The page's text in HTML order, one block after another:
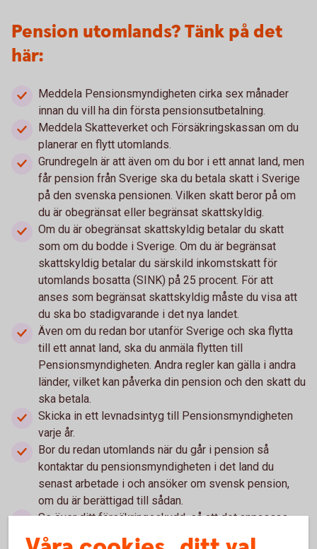
Pension utomlands? Tänk på det
här:
Meddela Pensionsmyndigheten cirka sex månader
innan du vill ha din första pensionsutbetalning.
Meddela Skatteverket och Försäkringskassan om du
planerar en flytt utomlands.
Grundregeln är att även om du bor i ett annat land, men
får pension från Sverige ska du betala skatt i Sverige
på den svenska pensionen. Vilken skatt beror på om
du är obegränsat eller begränsat skattskyldig.
Om du är obegränsat skattskyldig betalar du skatt
som om du bodde i Sverige. Om du är begränsat
skattskyldig betalar du särskild inkomstskatt för
utomlands bosatta (SINK) på 25 procent. För att
anses som begränsat skattskyldig måste du visa att
du ska bo stadigvarande i det nya landet.
Även om du redan bor utanför Sverige och ska flytta
till ett annat land, ska du anmäla flytten till
Pensionsmyndigheten. Andra regler kan gälla i andra
länder, vilket kan påverka din pension och den skatt du
ska betala.
Skicka in ett levnadsintyg till Pensionsmyndigheten
varje år.
Bor du redan utomlands när du går i pension så
kontaktar du pensionsmyndigheten i det land du
senast arbetade i och ansöker om svensk pension,
om du är berättigad till sådan.
Se över ditt försäkringsskydd, så att det anpassas
efter behoven i det nya landet.